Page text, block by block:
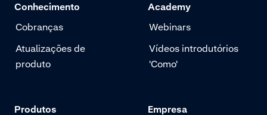
Conhecimento
Cobranças
Atualizações de
produto
Academy
Webinars
Vídeos introdutórios
'Como'
Produtos Empresa